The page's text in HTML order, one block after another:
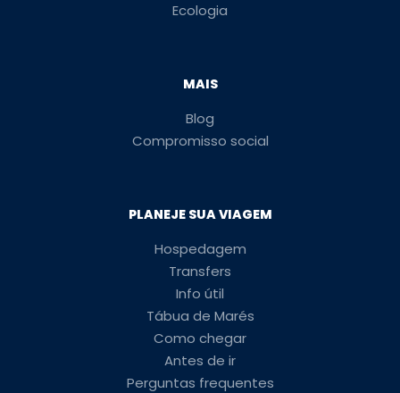
Ecologia
MAIS
Blog
Compromisso social
PLANEJE SUA VIAGEM
Hospedagem
Transfers
Info útil
Tábua de Marés
Como chegar
Antes de ir
Perguntas frequentes